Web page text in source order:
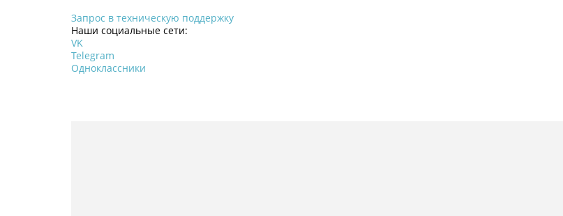
Запрос в техническую поддержку
Наши социальные сети:
VK
Telegram
Одноклассники